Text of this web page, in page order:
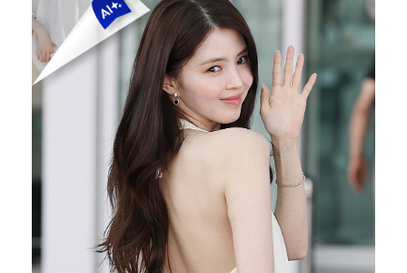
폭발물 지킨 안보현, '악마 교관' 정은채와 재회(재벌…
'1라운드 115위' 김민별, 2라운드 7타 줄이며 7…
외신까지 퍼지고 있는 축구협회 성접대 논란…2002 한…